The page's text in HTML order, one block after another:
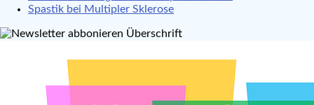
Spastik bei Multipler Sklerose